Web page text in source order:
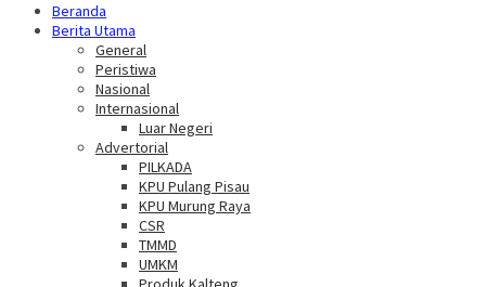
Beranda
Berita Utama
General
Peristiwa
Nasional
Internasional
Luar Negeri
Advertorial
PILKADA
KPU Pulang Pisau
KPU Murung Raya
CSR
TMMD
UMKM